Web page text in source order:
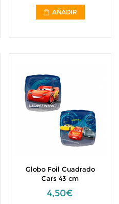
AÑADIR
Globo Foil Cuadrado
Cars 43 cm
4,50€